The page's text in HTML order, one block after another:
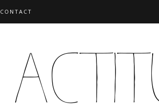
CONTACT